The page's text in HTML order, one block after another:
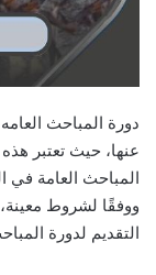
عنها، حيث تعتبر
المباحث العامة في
ووفقًا لشروط
التقديم لدورة